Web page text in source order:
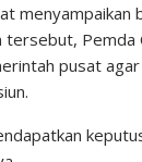
menyampaikan
tersebut, Pemda
pusat